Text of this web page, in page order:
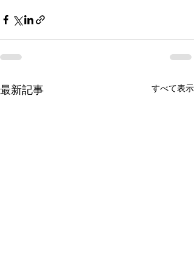
最新記事 すべて表示